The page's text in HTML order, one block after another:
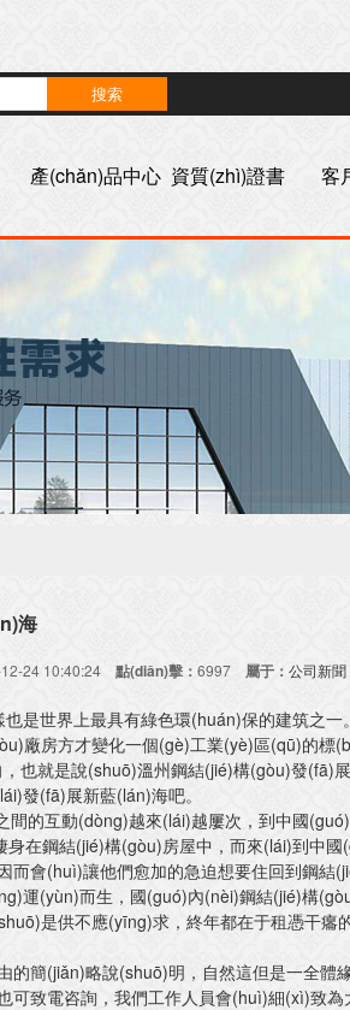
客
資質(zhì)證書
產(chǎn)品中心
海
24 10:40:24 點(diǎn)擊： 6997 屬于： 公司新聞
是世界上最具有綠色環(huán)保的建筑之一
廠房方才變化一個(gè)工業(yè)區(qū)的標
也就是說(shuō)溫州鋼結(jié)構(gòu)發(fā)
發(fā)展新藍(lán)海吧。
的互動(dòng)越來(lái)越屢次，到中國
鋼結(jié)構(gòu)房屋中，而來(lái)到中
會(huì)讓他們愈加的急迫想要住回到鋼結
而生，國(guó)內(nèi)鋼結(jié)構
是供不應(yīng)求，終年都在于租憑干癟的跡
(jiǎn)略說(shuō)明，自然這但是一全體緣
致電咨詢，我們工作人員會(huì)細(xì)致